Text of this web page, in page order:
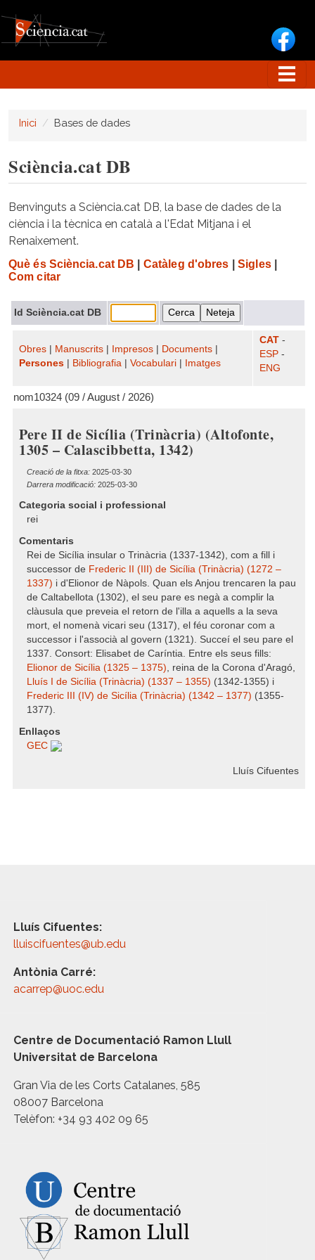
Inici Bases de dades
Sciència.cat DB
Benvinguts a Sciència.cat DB, la base de dades de la
ciència i la tècnica en català a l'Edat Mitjana i el
Renaixement.
Què és Sciència.cat DB Catàleg d'obres Sigles|
Com citar
Id Sciència.cat DB
Obres Manuscrits Impresos Documents
Persones
Bibliografia Vocabulari Imatges
CAT -
ESP -
ENG
nom10324 (09 / August / 2026)
Pere II de Sicília (Trinàcria) (Altofonte,
1305 – Calascibbetta, 1342)
Creació de la fitxa: 2025-03-30
Darrera modificació: 2025-03-30
Categoria social i professional
rei
Comentaris
Rei de Sicília insular o Trinàcria (1337-1342), com a fill i
successor de Frederic II (III) de Sicília (Trinàcria) (1272 –
1337) i d'Elionor de Nàpols. Quan els Anjou trencaren la pau
de Caltabellota (1302), el seu pare es negà a complir la
clàusula que preveia el retorn de l'illa a aquells a la seva
mort, el nomenà vicari seu (1317), el féu coronar com a
successor i l'associà al govern (1321). Succeí el seu pare el
1337. Consort: Elisabet de Caríntia. Entre els seus fills:
Elionor de Sicília (1325 – 1375), reina de la Corona d'Aragó,
Lluís I de Sicília (Trinàcria) (1337 – 1355) (1342-1355) i
Frederic III (IV) de Sicília (Trinàcria) (1342 – 1377) (1355-
1377).
Enllaços
GEC
Lluís Cifuentes
Lluís Cifuentes:
lluiscifuentes@ub.edu
Antònia Carré:
acarrep@uoc.edu
Centre de Documentació Ramon Llull
Universitat de Barcelona
Gran Via de les Corts Catalanes, 585
08007 Barcelona
Telèfon: +34 93 402 09 65